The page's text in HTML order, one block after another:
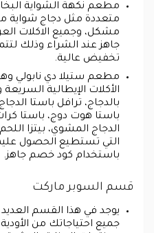
مطعم نكهة الشواية
متعددة مثل دجاج شواية
مشكل، وجميع الاكلات
جاهز عند الشراء وذلك
تخفيض عالية.
مطعم ستيلا دي نابولي
الأكلات الإيطالية
بالدجاج، ترافل باستا
باستا هوت دوج، باستا كرات
الدجاج المشوي، بيتزا
التي تستطيع الحصول
باستخدام كود خصم جاهز.
قسم السوبر ماركت
يوجد في هذا القسم
جميع احتياجاتك من